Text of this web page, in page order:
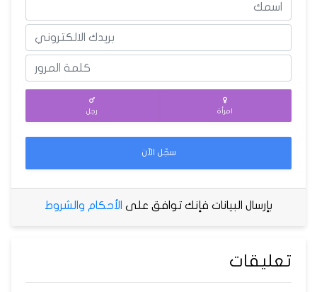
امرأة رجل
سجّل الآن
بإرسال البيانات فإنك توافق على الأحكام والشروط
تعليقات